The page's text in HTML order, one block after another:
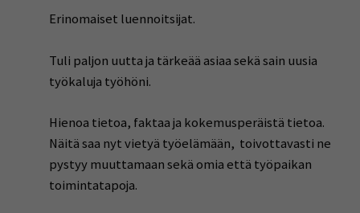
Erinomaiset luennoitsijat.
Tuli paljon uutta ja tärkeää asiaa sekä sain uusia
työkaluja työhöni.
Hienoa tietoa, faktaa ja kokemusperäistä tietoa.
Näitä saa nyt vietyä työelämään, toivottavasti ne
pystyy muuttamaan sekä omia että työpaikan
toimintatapoja.